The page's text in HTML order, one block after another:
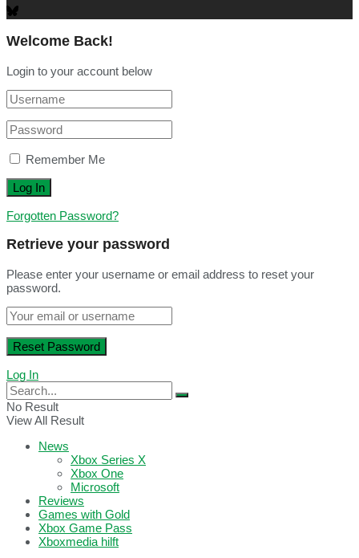
Welcome Back!
Login to your account below
Remember Me
Forgotten Password?
Retrieve your password
Please enter your username or email address to reset your
password.
Log In
No Result
View All Result
News
Xbox Series X
Xbox One
Microsoft
Reviews
Games with Gold
Xbox Game Pass
Xboxmedia hilft